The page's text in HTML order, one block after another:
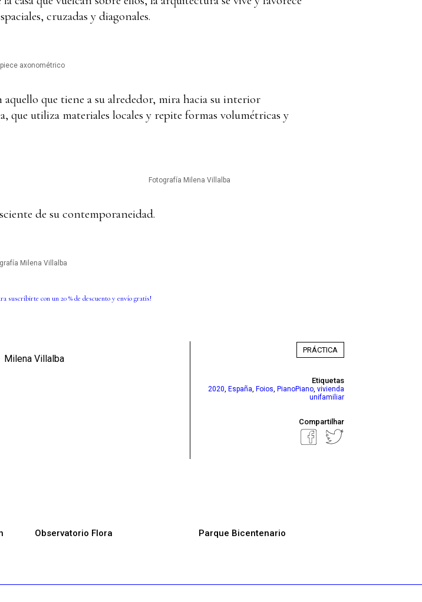
cruzadas y diagonales.
axonométrico
que tiene a su alrededor, mira hacia su interior
que utiliza materiales locales y repite formas volumétricas y
Fotografía Milena Villalba
de su contemporaneidad.
Milena Villalba
suscribirte con un 20 % de descuento y envío gratis!
Milena Villalba
PRÁCTICA
Etiquetas
2020, España, Foios, PianoPiano, vivienda
unifamiliar
Compartilhar
Observatorio Flora Parque Bicentenario